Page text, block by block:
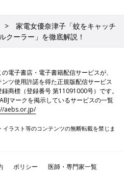
家電女優奈津子「蚊をキャッチ
クーラー」を徹底解説！
電子書店・電子書籍配信サービスが、
ツ使用許諾を得た正規版配信サービス
商標（登録番号 第11091000号）です。
マークを掲示しているサービスの一覧
aebs.or.jp/
ラスト等のコンテンツの無断転載を禁じま
ポリシー 医師・専門家一覧